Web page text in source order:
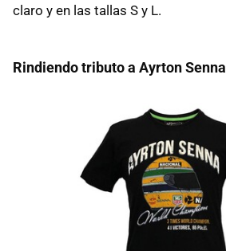
claro y en las tallas S y L.
Rindiendo tributo a Ayrton Senna